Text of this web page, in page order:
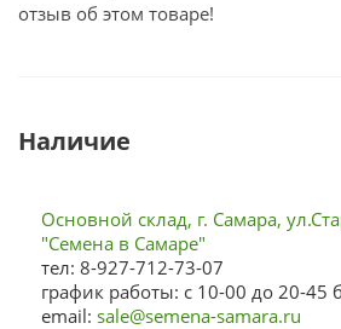
отзыв об этом товаре!
Наличие
Основной склад, г. Самара,
"Семена в Самаре"
тел: 8-927-712-73-07
график работы: с 10-00 до 20-45
email: sale@semena-samara.ru